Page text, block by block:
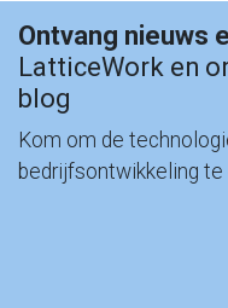
Ontvang nieuws
LatticeWork en
blog
Kom om de
bedrijfsontwikkeling te